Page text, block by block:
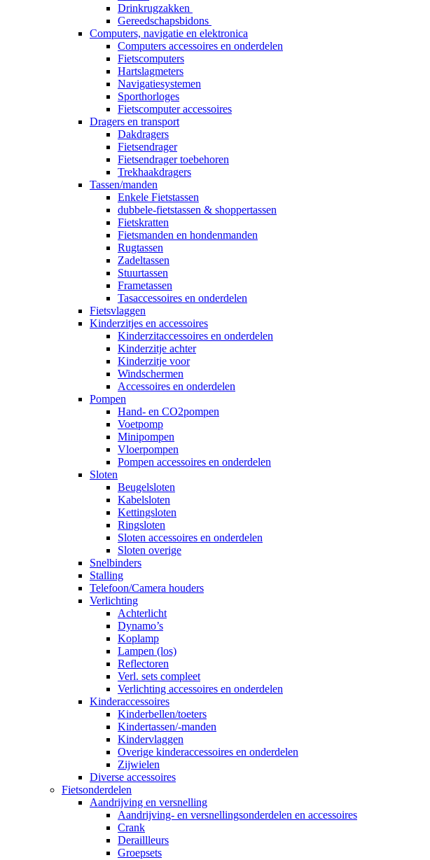
Drinkrugzakken
Gereedschapsbidons
Computers, navigatie en elektronica
Computers accessoires en onderdelen
Fietscomputers
Hartslagmeters
Navigatiesystemen
Sporthorloges
Fietscomputer accessoires
Dragers en transport
Dakdragers
Fietsendrager
Fietsendrager toebehoren
Trekhaakdragers
Tassen/manden
Enkele Fietstassen
dubbele-fietstassen & shoppertassen
Fietskratten
Fietsmanden en hondenmanden
Rugtassen
Zadeltassen
Stuurtassen
Frametassen
Tasaccessoires en onderdelen
Fietsvlaggen
Kinderzitjes en accessoires
Kinderzitaccessoires en onderdelen
Kinderzitje achter
Kinderzitje voor
Windschermen
Accessoires en onderdelen
Pompen
Hand- en CO2pompen
Voetpomp
Minipompen
Vloerpompen
Pompen accessoires en onderdelen
Sloten
Beugelsloten
Kabelsloten
Kettingsloten
Ringsloten
Sloten accessoires en onderdelen
Sloten overige
Snelbinders
Stalling
Telefoon/Camera houders
Verlichting
Achterlicht
Dynamo’s
Koplamp
Lampen (los)
Reflectoren
Verl. sets compleet
Verlichting accessoires en onderdelen
Kinderaccessoires
Kinderbellen/toeters
Kindertassen/-manden
Kindervlaggen
Overige kinderaccessoires en onderdelen
Zijwielen
Diverse accessoires
Fietsonderdelen
Aandrijving en versnelling
Aandrijving- en versnellingsonderdelen en accessoires
Crank
Deraillleurs
Groepsets